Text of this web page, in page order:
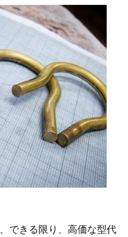
できる限り、高価な型代